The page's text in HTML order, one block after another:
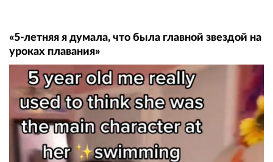
«5-летняя я думала, что была главной звездой на
уроках плавания»